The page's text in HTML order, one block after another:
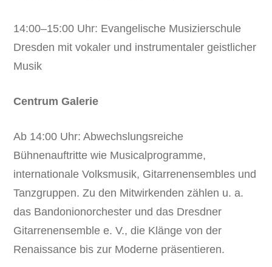
14:00–15:00 Uhr: Evangelische Musizierschule
Dresden mit vokaler und instrumentaler geistlicher
Musik
Centrum Galerie
Ab 14:00 Uhr: Abwechslungsreiche
Bühnenauftritte wie Musicalprogramme,
internationale Volksmusik, Gitarrenensembles und
Tanzgruppen. Zu den Mitwirkenden zählen u. a.
das Bandonionorchester und das Dresdner
Gitarrenensemble e. V., die Klänge von der
Renaissance bis zur Moderne präsentieren.